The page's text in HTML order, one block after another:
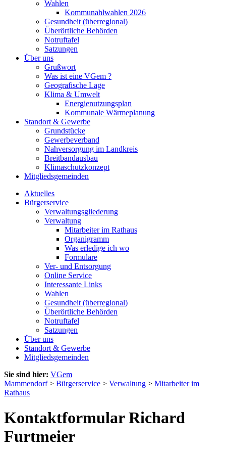
Wahlen
Kommunahlwahlen 2026
Gesundheit (überregional)
Überörtliche Behörden
Notruftafel
Satzungen
Über uns
Grußwort
Was ist eine VGem ?
Geografische Lage
Klima & Umwelt
Energienutzungsplan
Kommunale Wärmeplanung
Standort & Gewerbe
Grundstücke
Gewerbeverband
Nahversorgung im Landkreis
Breitbandausbau
Klimaschutzkonzept
Mitgliedsgemeinden
Aktuelles
Bürgerservice
Verwaltungsgliederung
Verwaltung
Mitarbeiter im Rathaus
Organigramm
Was erledige ich wo
Formulare
Ver- und Entsorgung
Online Service
Interessante Links
Wahlen
Gesundheit (überregional)
Überörtliche Behörden
Notruftafel
Satzungen
Über uns
Standort & Gewerbe
Mitgliedsgemeinden
Sie sind hier: VGem
Mammendorf> Bürgerservice > Verwaltung > Mitarbeiter im
Rathaus
Kontaktformular Richard
Furtmeier